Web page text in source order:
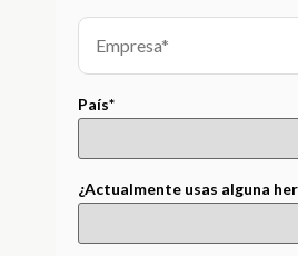
País*
¿Actualmente usas alguna